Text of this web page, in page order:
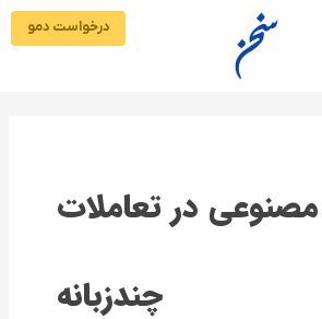
درخواست دمو
در تعاملات
چندزبانه